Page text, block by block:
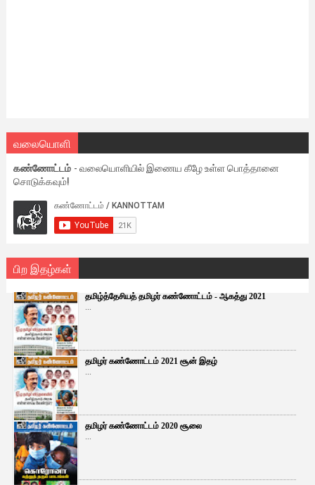
வலையொளி
கண்ணோட்டம் - வலையொளியில் இணைய கீழே உள்ள பொத்தானை
சொடுக்கவும்!
பிற இதழ்கள்
தமிழ்த்தேசியத் தமிழர் கண்ணோட்டம் - ஆகத்து 2021
...
தமிழர் கண்ணோட்டம் 2021 சூன் இதழ்
...
தமிழர் கண்ணோட்டம் 2020 சூலை
...